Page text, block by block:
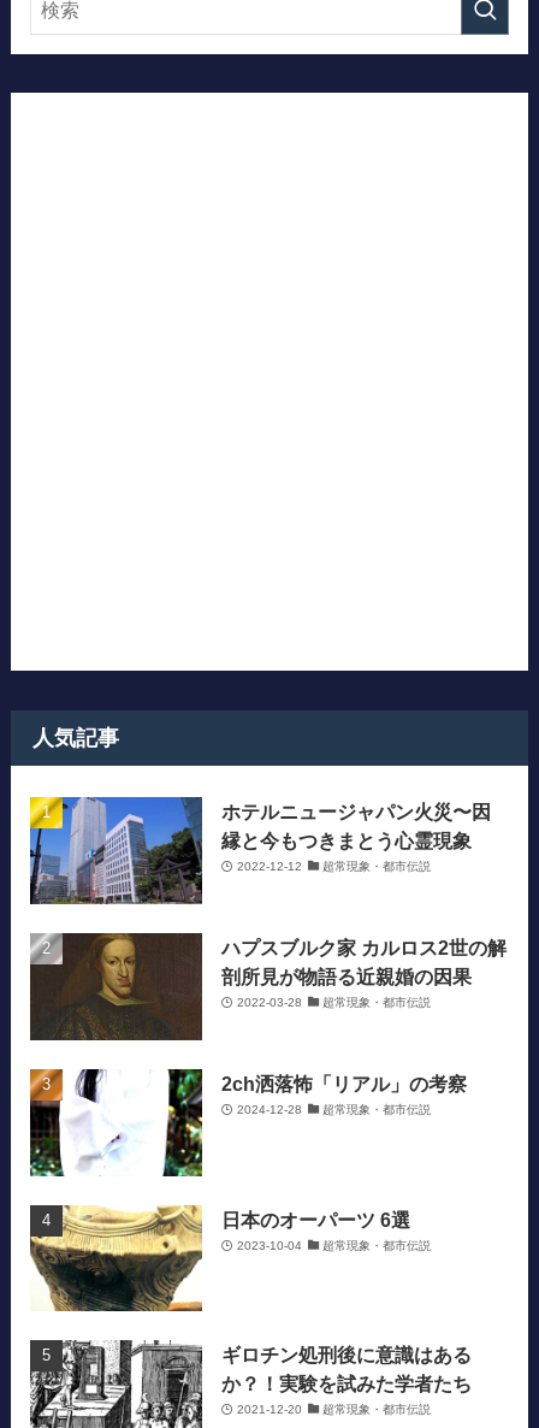
人気記事
ホテルニュージャパン火災〜因
縁と今もつきまとう心霊現象
2022-12-12 超常現象・都市伝説
ハプスブルク家 カルロス2世の解
剖所見が物語る近親婚の因果
2022-03-28 超常現象・都市伝説
2ch洒落怖「リアル」の考察
2024-12-28 超常現象・都市伝説
日本のオーパーツ 6選
2023-10-04 超常現象・都市伝説
ギロチン処刑後に意識はある
か？！実験を試みた学者たち
2021-12-20 超常現象・都市伝説